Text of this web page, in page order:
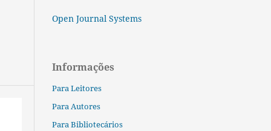
Open Journal Systems
Informações
Para Leitores
Para Autores
Para Bibliotecários